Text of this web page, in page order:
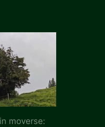
moverse: